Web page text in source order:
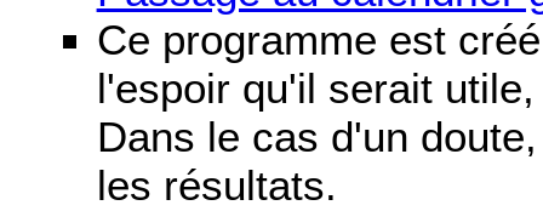
Ce programme est
l'espoir qu'il serait
Dans le cas d'un
les résultats.